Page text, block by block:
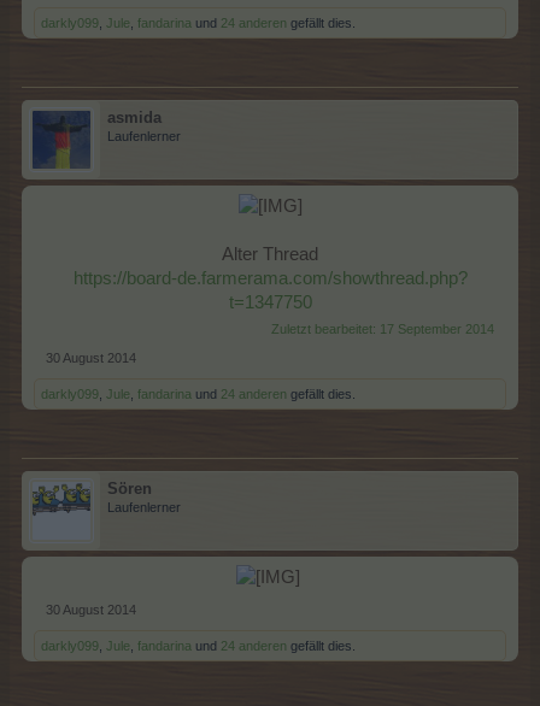
darkly099 Jule fandarina und 24 anderen gefällt dies.
asmida
Laufenlerner
Alter Thread
https://board-de.farmerama.com/showthread.php?
t=1347750
Zuletzt bearbeitet: 17 September 2014
30 August 2014
darkly099 Jule fandarina und 24 anderen gefällt dies.
Sören
Laufenlerner
30 August 2014
darkly099 Jule fandarina und 24 anderen gefällt dies.